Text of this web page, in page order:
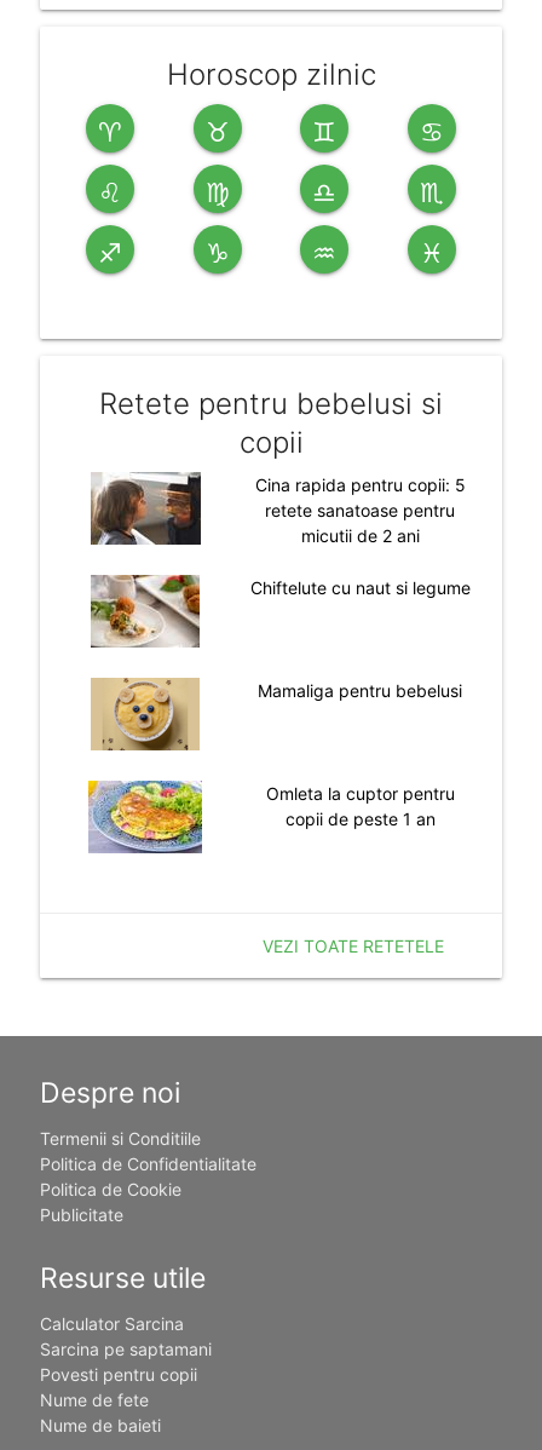
Horoscop zilnic
♈ ♉ ♊ ♋
♌ ♍ ♎ ♏
♐ ♑ ♒ ♓
Retete pentru bebelusi si
copii
Cina rapida pentru copii: 5
retete sanatoase pentru
micutii de 2 ani
Chiftelute cu naut si legume
Mamaliga pentru bebelusi
Omleta la cuptor pentru
copii de peste 1 an
VEZI TOATE RETETELE
Despre noi
Termenii si Conditiile
Politica de Confidentialitate
Politica de Cookie
Publicitate
Resurse utile
Calculator Sarcina
Sarcina pe saptamani
Povesti pentru copii
Nume de fete
Nume de baieti